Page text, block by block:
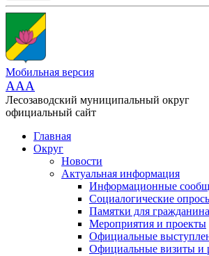
Мобильная версия
AAA
Лесозаводский муниципальный округ
официальный сайт
Главная
Округ
Новости
Актуальная информация
Информационные
Социалогические
Памятки для гражданина
Мероприятия и проекты
Официальные
Официальные визиты и